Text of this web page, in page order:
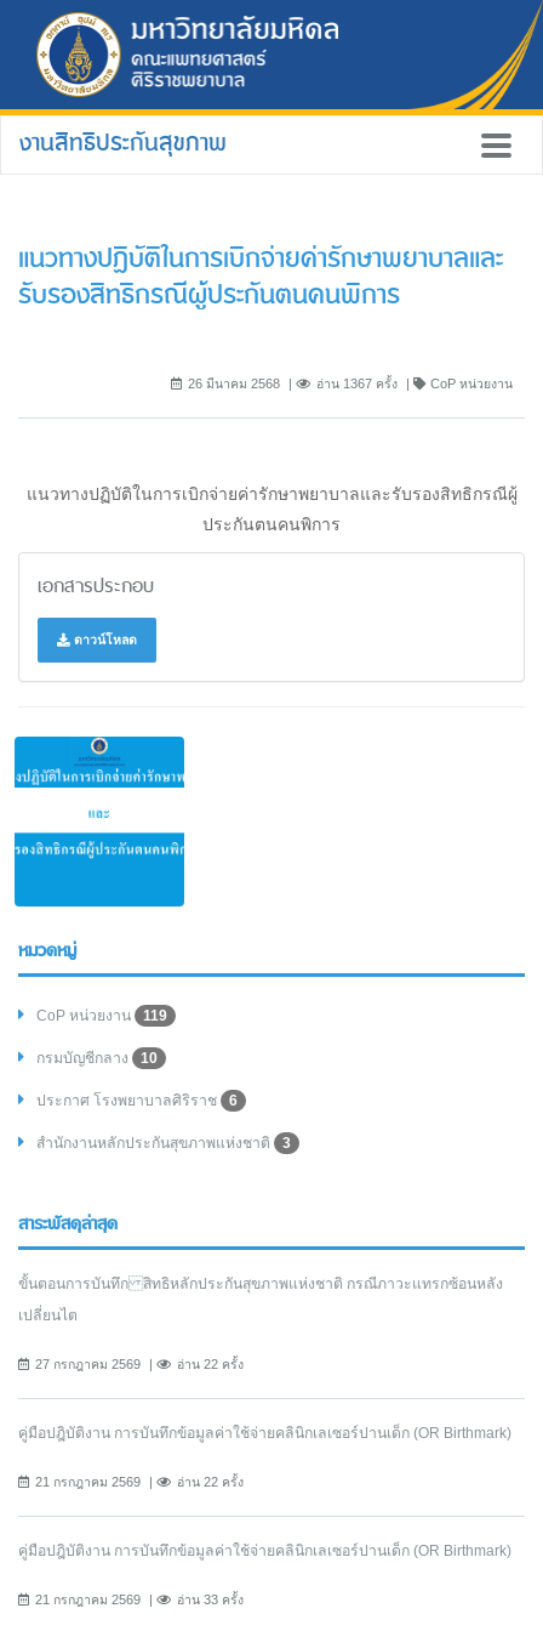
งานสิทธิประกันสุขภาพ
แนวทางปฏิบัติในการเบิกจ่ายค่ารักษาพยาบาลและ
รับรองสิทธิกรณีผู้ประกันตนคนพิการ
26 มีนาคม 2568 อ่าน 1367 ครั้ง CoP หน่วยงาน
แนวทางปฏิบัติในการเบิกจ่ายค่ารักษาพยาบาลและรับรองสิทธิกรณีผู้
ประกันตนคนพิการ
เอกสารประกอบ
ดาวน์โหลด
หมวดหมู่
CoP หน่วยงาน 119
กรมบัญชีกลาง 10
ประกาศ โรงพยาบาลศิริราช 6
สำนักงานหลักประกันสุขภาพแห่งชาติ 3
สาระพัสดุล่าสุด
ขั้นตอนการบันทึก สิทธิหลักประกันสุขภาพแห่งชาติ กรณีภาวะแทรกซ้อนหลัง
เปลี่ยนไต
27 กรกฎาคม 2569 อ่าน 22 ครั้ง
คู่มือปฎิบัติงาน การบันทึกข้อมูลค่าใช้จ่ายคลินิกเลเซอร์ปานเด็ก (OR Birthmark)
21 กรกฎาคม 2569 อ่าน 22 ครั้ง
คู่มือปฎิบัติงาน การบันทึกข้อมูลค่าใช้จ่ายคลินิกเลเซอร์ปานเด็ก (OR Birthmark)
21 กรกฎาคม 2569 อ่าน 33 ครั้ง